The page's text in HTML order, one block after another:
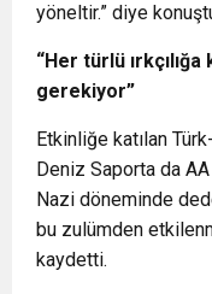
yöneltir.” diye
“Her türlü ırkçılığa
gerekiyor”
Etkinliğe katılan
Deniz Saporta da AA
Nazi döneminde
bu zulümden
kaydetti.